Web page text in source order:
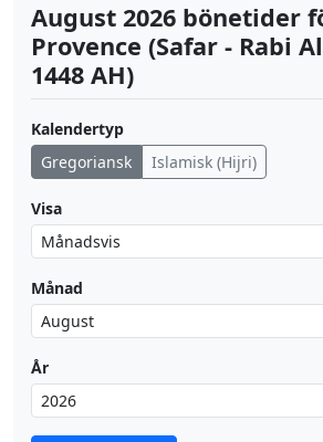
August 2026 bönetider
Provence (Safar - Rabi
1448 AH)
Kalendertyp
Gregoriansk
Islamisk (Hijri)
Visa
Månad
År